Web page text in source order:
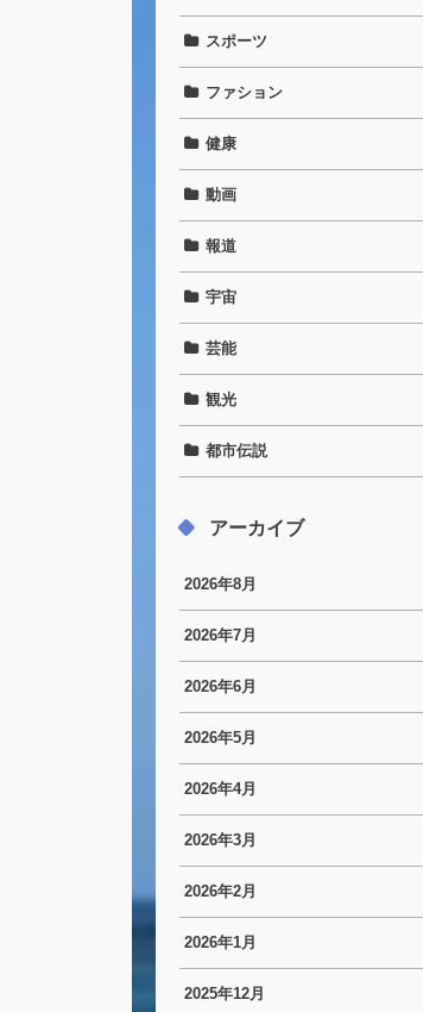
スポーツ
ファション
健康
動画
報道
宇宙
芸能
観光
都市伝説
アーカイブ
2026年8月
2026年7月
2026年6月
2026年5月
2026年4月
2026年3月
2026年2月
2026年1月
2025年12月